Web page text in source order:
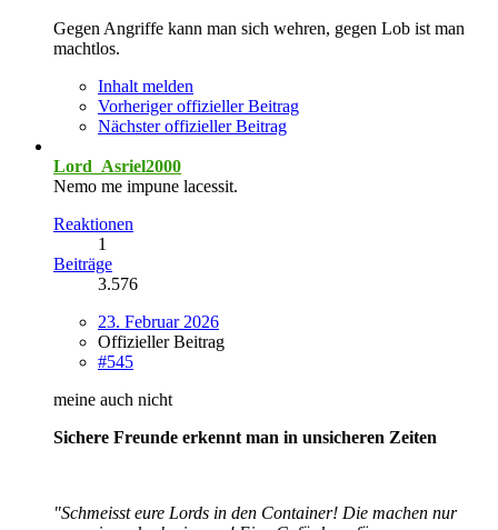
Gegen Angriffe kann man sich wehren, gegen Lob ist man
machtlos.
Inhalt melden
Vorheriger offizieller Beitrag
Nächster offizieller Beitrag
Lord_Asriel2000
Nemo me impune lacessit.
Reaktionen
1
Beiträge
3.576
23. Februar 2026
Offizieller Beitrag
#545
meine auch nicht
Sichere Freunde erkennt man in unsicheren Zeiten
"Schmeisst eure Lords in den Container! Die machen nur